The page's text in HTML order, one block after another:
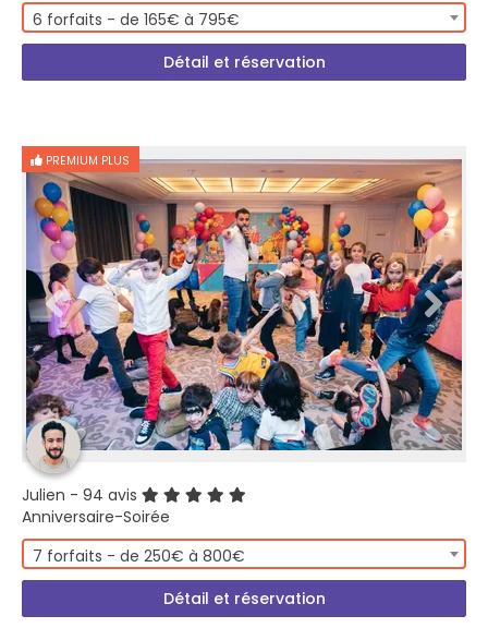
6 forfaits - de 165€ à 795€
Détail et réservation
PREMIUM PLUS
Julien - 94 avis
Anniversaire-Soirée
7 forfaits - de 250€ à 800€
Détail et réservation